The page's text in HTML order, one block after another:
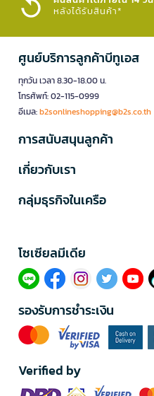
หลังได้รับสินค้า*
ศูนย์บริการลูกค้าบีทูเอส
ทุกวัน เวลา 8.30-18.00 น.
โทรศัพท์: 02-115-0999
อีเมล:b2sonlineshopping@b2s.co.th
การสนับสนุนลูกค้า
เกี่ยวกับเรา
กลุ่มธุรกิจในเครือ
โซเซียลมีเดีย​
รองรับการชำระเงิน
Verified by